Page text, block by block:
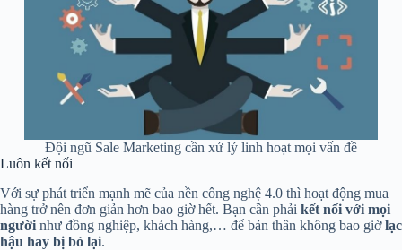
Đội ngũ Sale Marketing cần xử lý linh hoạt mọi vấn đề
Luôn kết nối
Với sự phát triển mạnh mẽ của nền công nghệ 4.0 thì hoạt động mua
hàng trở nên đơn giản hơn bao giờ hết. Bạn cần phải kết nối với mọi
người như đồng nghiệp, khách hàng,… để bản thân không bao giờlạc
hậu hay bị bỏ lại.